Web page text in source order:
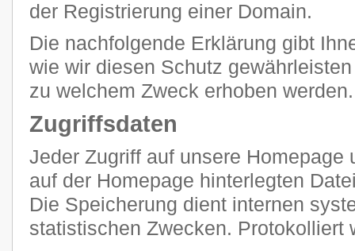
der Registrierung einer Domain.
Die nachfolgende Erklärung gibt
wie wir diesen Schutz
zu welchem Zweck erhoben werden.
Zugriffsdaten
Jeder Zugriff auf unsere Homepage
auf der Homepage hinterlegten
Die Speicherung dient internen
statistischen Zwecken. Protokolliert